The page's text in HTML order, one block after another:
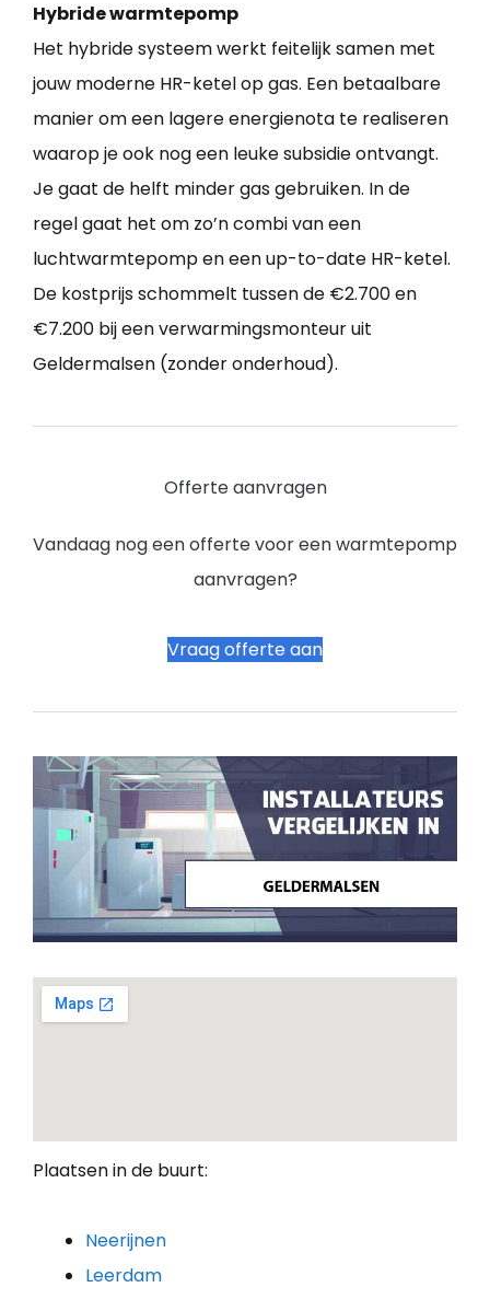
Hybride warmtepomp
Het hybride systeem werkt feitelijk samen met
jouw moderne HR-ketel op gas. Een betaalbare
manier om een lagere energienota te realiseren
waarop je ook nog een leuke subsidie ontvangt.
Je gaat de helft minder gas gebruiken. In de
regel gaat het om zo’n combi van een
luchtwarmtepomp en een up-to-date HR-ketel.
De kostprijs schommelt tussen de €2.700 en
€7.200 bij een verwarmingsmonteur uit
Geldermalsen (zonder onderhoud).
Offerte aanvragen
Vandaag nog een offerte voor een warmtepomp
aanvragen?
Vraag offerte aan
Plaatsen in de buurt:
Neerijnen
Leerdam